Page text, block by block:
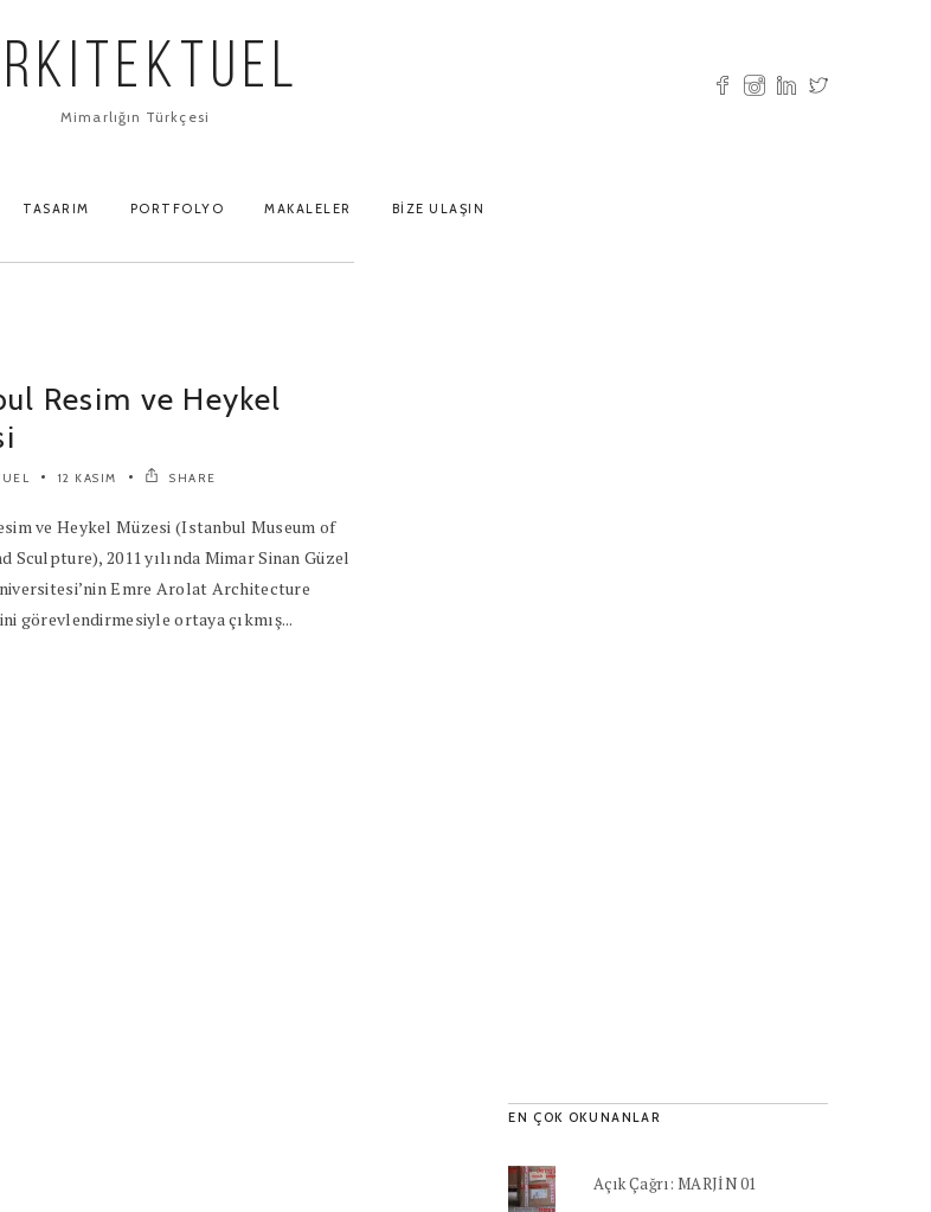
Mimarlığın Türkçesi
TASARIM PORTFOLYO MAKALELER BIZE ULAŞIN
Resim ve Heykel
12 KASIM SHARE
ve Heykel Müzesi (Istanbul Museum of
Sculpture), 2011 yılında Mimar Sinan Güzel
Emre Arolat Architecture
görevlendirmesiyle ortaya çıkmış...
EN ÇOK OKUNANLAR
Açık Çağrı: MARJİN 01